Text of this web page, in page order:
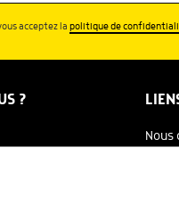
acceptez lapolitique de
?